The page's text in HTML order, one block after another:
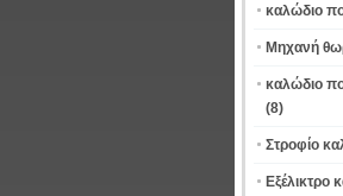
καλώδιο
Μηχανή
καλώδιο
(8)
Στροφίο
Εξέλικτρο